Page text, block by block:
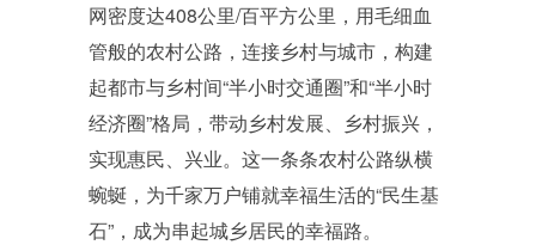
网密度达408公里/百平方公里，用毛细血
管般的农村公路，连接乡村与城市，构建
起都市与乡村间“半小时交通圈”和“半小时
经济圈”格局，带动乡村发展、乡村振兴，
实现惠民、兴业。这一条条农村公路纵横
蜿蜒，为千家万户铺就幸福生活的“民生基
石”，成为串起城乡居民的幸福路。